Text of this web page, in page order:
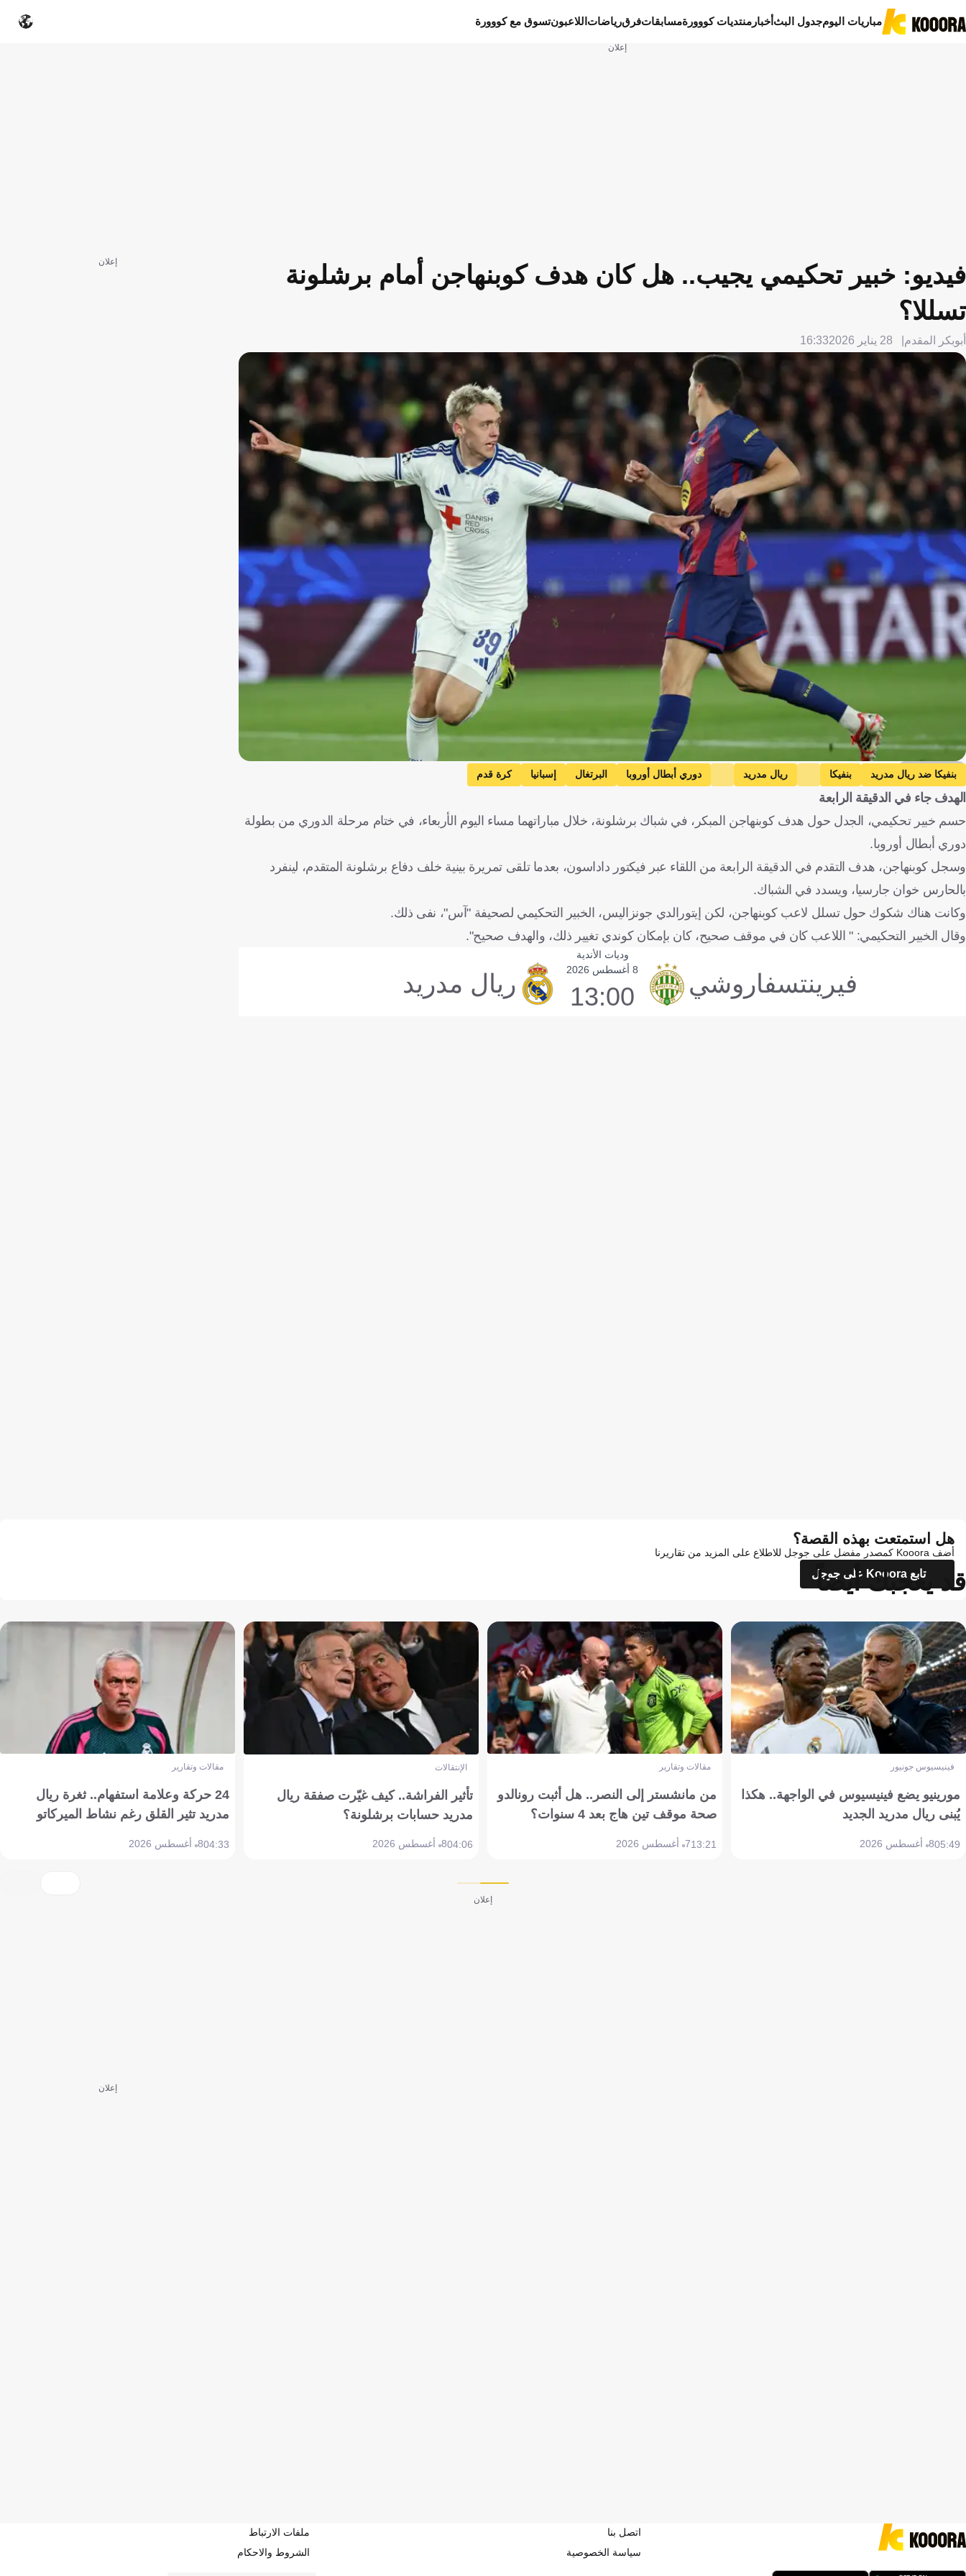
مباريات اليومجدول البثأخبار منتديات كووورةمسابقاتفرقرياضات اللاعبونتسوق مع كووورة
إعلان
فيديو: خبير تحكيمي يجيب.. هل كان هدف كوبنهاجن أمام برشلونة
تسللا؟
أبوبكر المقدم 28 يناير 2026 16:33
Getty Images
بنفيكا ضد ريال مدريد بنفيكا ريال مدريد دوري أبطال أوروبا البرتغال إسبانيا كرة قدم
الهدف جاء في الدقيقة الرابعة
حسم خبير تحكيمي، الجدل حول هدف كوبنهاجن المبكر، في شباك برشلونة، خلال مباراتهما مساء اليوم الأربعاء، في ختام مرحلة الدوري من بطولة
دوري أبطال أوروبا.
وسجل كوبنهاجن، هدف التقدم في الدقيقة الرابعة من اللقاء عبر فيكتور داداسون، بعدما تلقى تمريرة بينية خلف دفاع برشلونة المتقدم، لينفرد
بالحارس خوان جارسيا، ويسدد في الشباك.
وكانت هناك شكوك حول تسلل لاعب كوبنهاجن، لكن إيتورالدي جونزاليس، الخبير التحكيمي لصحيفة "آس"، نفى ذلك.
وقال الخبير التحكيمي: " اللاعب كان في موقف صحيح، كان بإمكان كوندي تغيير ذلك، والهدف صحيح".
وديات الأندية
فيرينتسفاروشي 8 أغسطس 2026
13:00 ريال مدريد
إعلان
هل استمتعت بهذه القصة؟
أضف Kooora كمصدر مفضل على جوجل للاطلاع على المزيد من تقاريرنا
تابع Kooora على جوجل
قد يعجبك أيضاً
فينيسيوس جونيور
مورينيو يضع فينيسيوس في الواجهة.. هكذا
يُبنى ريال مدريد الجديد
05:498 أغسطس 2026
مقالات وتقارير
من مانشستر إلى النصر.. هل أثبت رونالدو
صحة موقف تين هاج بعد 4 سنوات؟
13:217 أغسطس 2026
الإنتقالات
تأثير الفراشة.. كيف غيّرت صفقة ريال
مدريد حسابات برشلونة؟
04:068 أغسطس 2026
مقالات وتقارير
24 حركة وعلامة استفهام.. ثغرة ريال
مدريد تثير القلق رغم نشاط الميركاتو
04:338 أغسطس 2026
إعلان
إعلان
اتصل بنا
ملفات الارتباط
سياسة الخصوصية
الشروط والاحكام